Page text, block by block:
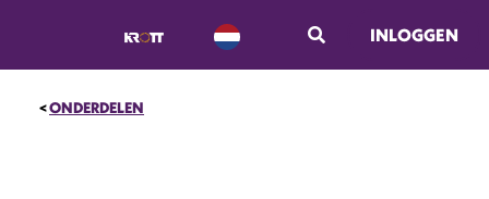
INLOGGEN
ONDERDELEN